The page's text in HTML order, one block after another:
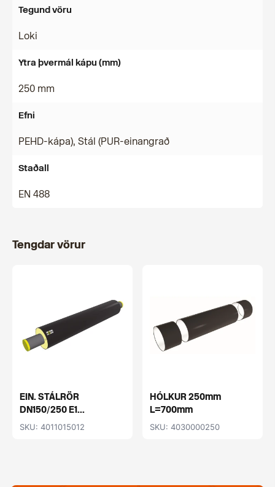
Tegund vöru
Loki
Ytra þvermál kápu (mm)
250 mm
Efni
PEHD-kápa), Stál (PUR-einangrað
Staðall
EN 488
Tengdar vörur
EIN. STÁLRÖR
DN150/250 E1...
SKU: 4011015012
HÓLKUR 250mm
L=700mm
SKU: 4030000250